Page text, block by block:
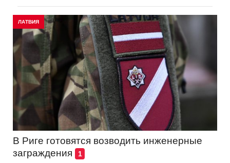
ЛАТВИЯ
В Риге готовятся возводить инженерные
заграждения
1